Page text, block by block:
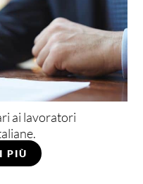
ai lavoratori
PIÙ